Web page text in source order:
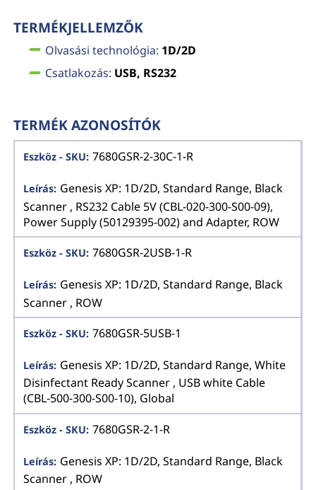
TERMÉKJELLEMZŐK
Olvasási technológia: 1D/2D
Csatlakozás: USB, RS232
TERMÉK AZONOSÍTÓK
7680GSR-2-30C-1-R
Genesis XP: 1D/2D, Standard Range, Black
Scanner , RS232 Cable 5V (CBL-020-300-S00-09),
Power Supply (50129395-002) and Adapter, ROW
7680GSR-2USB-1-R
Genesis XP: 1D/2D, Standard Range, Black
Scanner , ROW
7680GSR-5USB-1
Genesis XP: 1D/2D, Standard Range, White
Disinfectant Ready Scanner , USB white Cable
(CBL-500-300-S00-10), Global
7680GSR-2-1-R
Genesis XP: 1D/2D, Standard Range, Black
Scanner , ROW